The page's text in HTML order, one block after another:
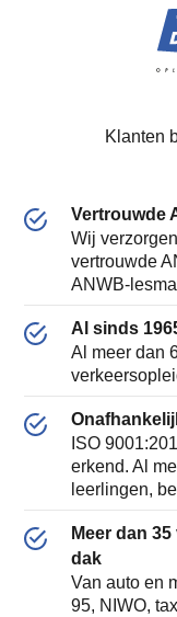
Klanten
Vertrouwde
Wij
vertrouwde
ANWB-
Al sinds
Al meer dan
ISO
erkend. Al
leerlingen,
Meer dan
dak
Van auto en
95, NIWO,